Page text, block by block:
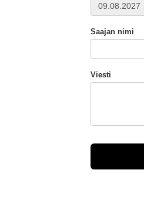
Saajan nimi
Viesti